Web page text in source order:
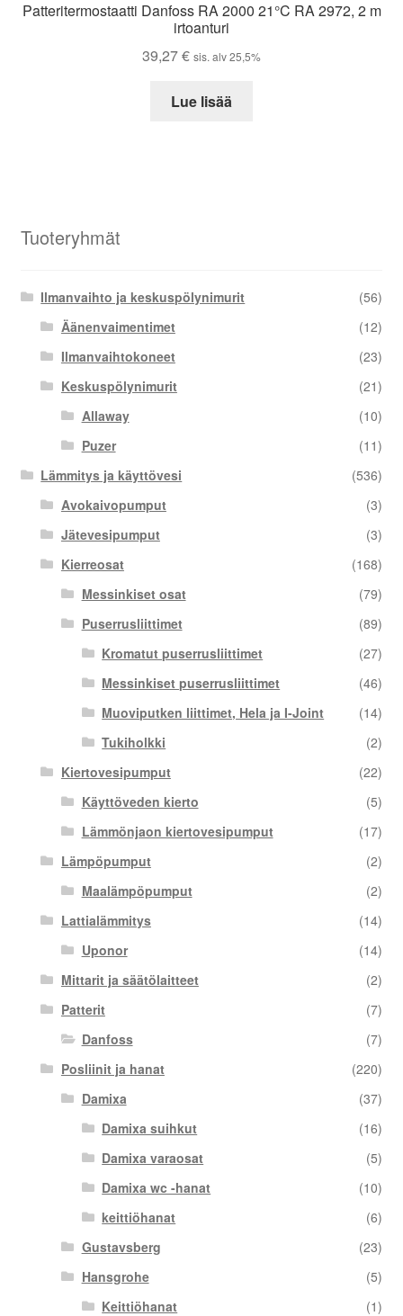
Patteritermostaatti Danfoss RA 2000 21°C RA 2972, 2 m
irtoanturi
39,27€ sis. alv 25,5%
Lue lisää
Tuoteryhmät
Ilmanvaihto ja keskuspölynimurit
(56)
Äänenvaimentimet
(12)
Ilmanvaihtokoneet
(23)
Keskuspölynimurit
(21)
Allaway
(10)
Puzer
(11)
Lämmitys ja käyttövesi
(536)
Avokaivopumput
(3)
Jätevesipumput
(3)
Kierreosat
(168)
Messinkiset osat
(79)
Puserrusliittimet
(89)
Kromatut puserrusliittimet
(27)
Messinkiset puserrusliittimet
(46)
Muoviputken liittimet, Hela ja I-Joint
(14)
Tukiholkki
(2)
Kiertovesipumput
(22)
Käyttöveden kierto
(5)
Lämmönjaon kiertovesipumput
(17)
Lämpöpumput
(2)
Maalämpöpumput
(2)
Lattialämmitys
(14)
Uponor
(14)
Mittarit ja säätölaitteet
(2)
Patterit
(7)
Danfoss
(7)
Posliinit ja hanat
(220)
Damixa
(37)
Damixa suihkut
(16)
Damixa varaosat
(5)
Damixa wc -hanat
(10)
keittiöhanat
(6)
Gustavsberg
(23)
Hansgrohe
(5)
Keittiöhanat
(1)